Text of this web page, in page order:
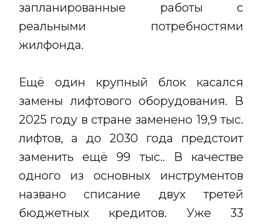
запланированные работы с
реальными потребностями
жилфонда.
Ещё один крупный блок касался
замены лифтового оборудования. В
2025 году в стране заменено 19,9 тыс.
лифтов, а до 2030 года предстоит
заменить ещё 99 тыс.. В качестве
одного из основных инструментов
названо списание двух третей
бюджетных кредитов. Уже 33